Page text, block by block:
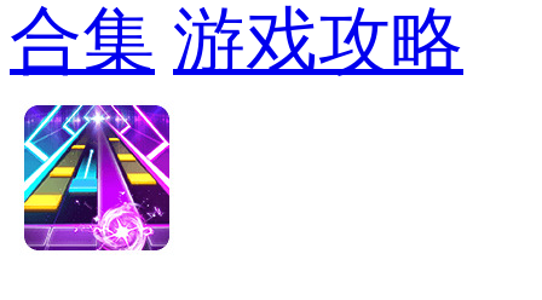
合集 游戏攻略